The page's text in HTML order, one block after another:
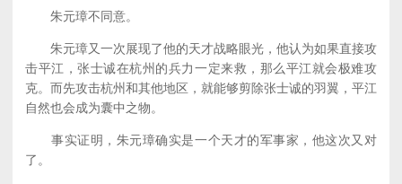
朱元璋不同意。
朱元璋又一次展现了他的天才战略眼光，他认为如果直接攻
击平江，张士诚在杭州的兵力一定来救，那么平江就会极难攻
克。而先攻击杭州和其他地区，就能够剪除张士诚的羽翼，平江
自然也会成为囊中之物。
事实证明，朱元璋确实是一个天才的军事家，他这次又对
了。